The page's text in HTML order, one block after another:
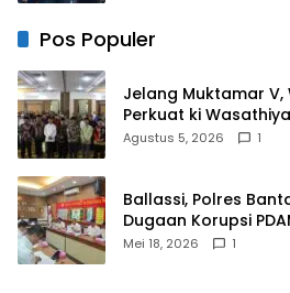
Pos Populer
Jelang Muktamar
Perkuat ki
Agustus 5, 2026 1
Ballassi, Polres
Dugaan Korupsi
Mei 18, 2026 1